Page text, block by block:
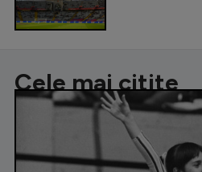
Cele mai citite